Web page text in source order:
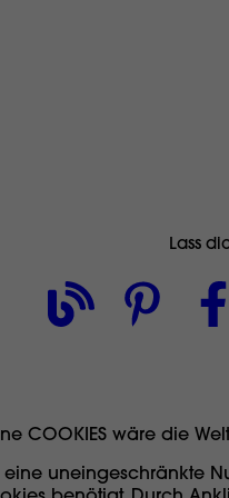
Lass
COOKIES wäre die
eine uneingeschränkte